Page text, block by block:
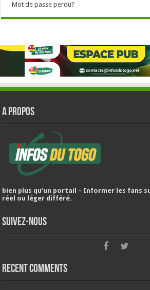
Mot de passe perdu?
A PROPOS
bien plus qu’un portail – Informer les fans
réel ou léger différé.
Suivez-nous
Recent Comments